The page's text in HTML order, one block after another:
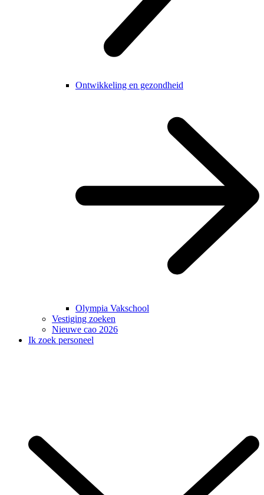
Ontwikkeling en gezondheid
Olympia Vakschool
Vestiging zoeken
Nieuwe cao 2026
Ik zoek personeel